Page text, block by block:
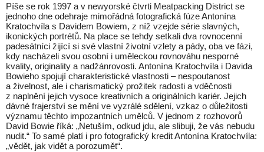
Píše se rok 1997 a v newyorské čtvrti Meatpacking District se
jednoho dne odehraje mimořádná fotografická fúze Antonína
Kratochvíla s Davidem Bowiem, z níž vzejde série slavných,
ikonických portrétů. Na place se tehdy setkali dva rovnocenní
padesátníci žijící si své vlastní životní vzlety a pády, oba ve fázi,
kdy nacházeli svou osobní i uměleckou rovnováhu nesporné
kvality, originality a nadžánrovosti. Antonína Kratochvíla i Davida
Bowieho spojují charakteristické vlastnosti – nespoutanost
a živelnost, ale i charismatický prožitek radosti a vděčnosti
z naplnění jejich vysoce kreativních a originálních kariér. Jejich
dávné frajerství se mění ve vyzrálé sdělení, vzkaz o důležitosti
významu těchto impozantních umělců. V jednom z rozhovorů
David Bowie říká: „Netuším, odkud jdu, ale slibuji, že vás nebudu
nudit.“ To samé platí i pro fotografický kredit Antonína Kratochvíla:
„vědět, jak vidět a porozumět“.